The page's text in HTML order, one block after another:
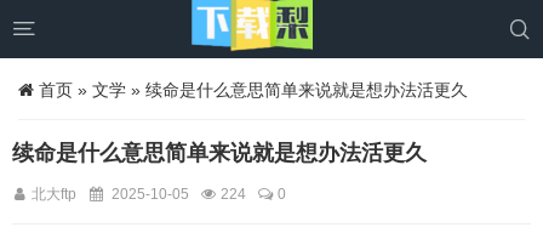
 
首页 » 文学 » 续命是什么意思简单来说就是想办法活更久
续命是什么意思简单来说就是想办法活更久
北大ftp 2025-10-05 224 0